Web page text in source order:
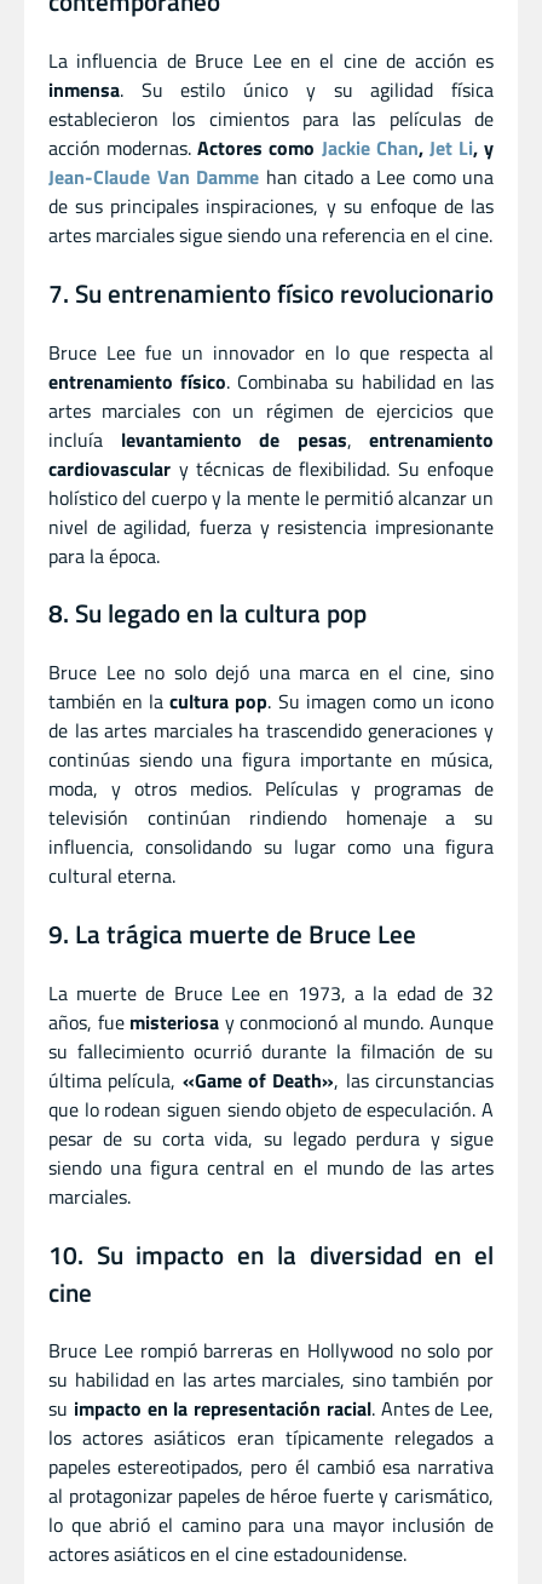
La influencia de Bruce Lee en el cine de acción es
inmensa. Su estilo único y su agilidad física
establecieron los cimientos para las películas de
acción modernas.Actores como Jackie Chan, Jet Li, y
Jean-Claude Van Damme han citado a Lee como una
de sus principales inspiraciones, y su enfoque de las
artes marciales sigue siendo una referencia en el cine.
7. Su entrenamiento físico revolucionario
Bruce Lee fue un innovador en lo que respecta al
entrenamiento físico. Combinaba su habilidad en las
artes marciales con un régimen de ejercicios que
incluía levantamiento de pesas, entrenamiento
cardiovascular y técnicas de flexibilidad. Su enfoque
holístico del cuerpo y la mente le permitió alcanzar un
nivel de agilidad, fuerza y resistencia impresionante
para la época.
8. Su legado en la cultura pop
Bruce Lee no solo dejó una marca en el cine, sino
también en lacultura pop. Su imagen como un icono
de las artes marciales ha trascendido generaciones y
continúas siendo una figura importante en música,
moda, y otros medios. Películas y programas de
televisión continúan rindiendo homenaje a su
influencia, consolidando su lugar como una figura
cultural eterna.
9. La trágica muerte de Bruce Lee
La muerte de Bruce Lee en 1973, a la edad de 32
años, fue misteriosa y conmocionó al mundo. Aunque
su fallecimiento ocurrió durante la filmación de su
última película, «Game of Death», las circunstancias
que lo rodean siguen siendo objeto de especulación. A
pesar de su corta vida, su legado perdura y sigue
siendo una figura central en el mundo de las artes
marciales.
10. Su impacto en la diversidad en el
cine
Bruce Lee rompió barreras en Hollywood no solo por
su habilidad en las artes marciales, sino también por
su impacto en la representación racial. Antes de Lee,
los actores asiáticos eran típicamente relegados a
papeles estereotipados, pero él cambió esa narrativa
al protagonizar papeles de héroe fuerte y carismático,
lo que abrió el camino para una mayor inclusión de
actores asiáticos en el cine estadounidense.